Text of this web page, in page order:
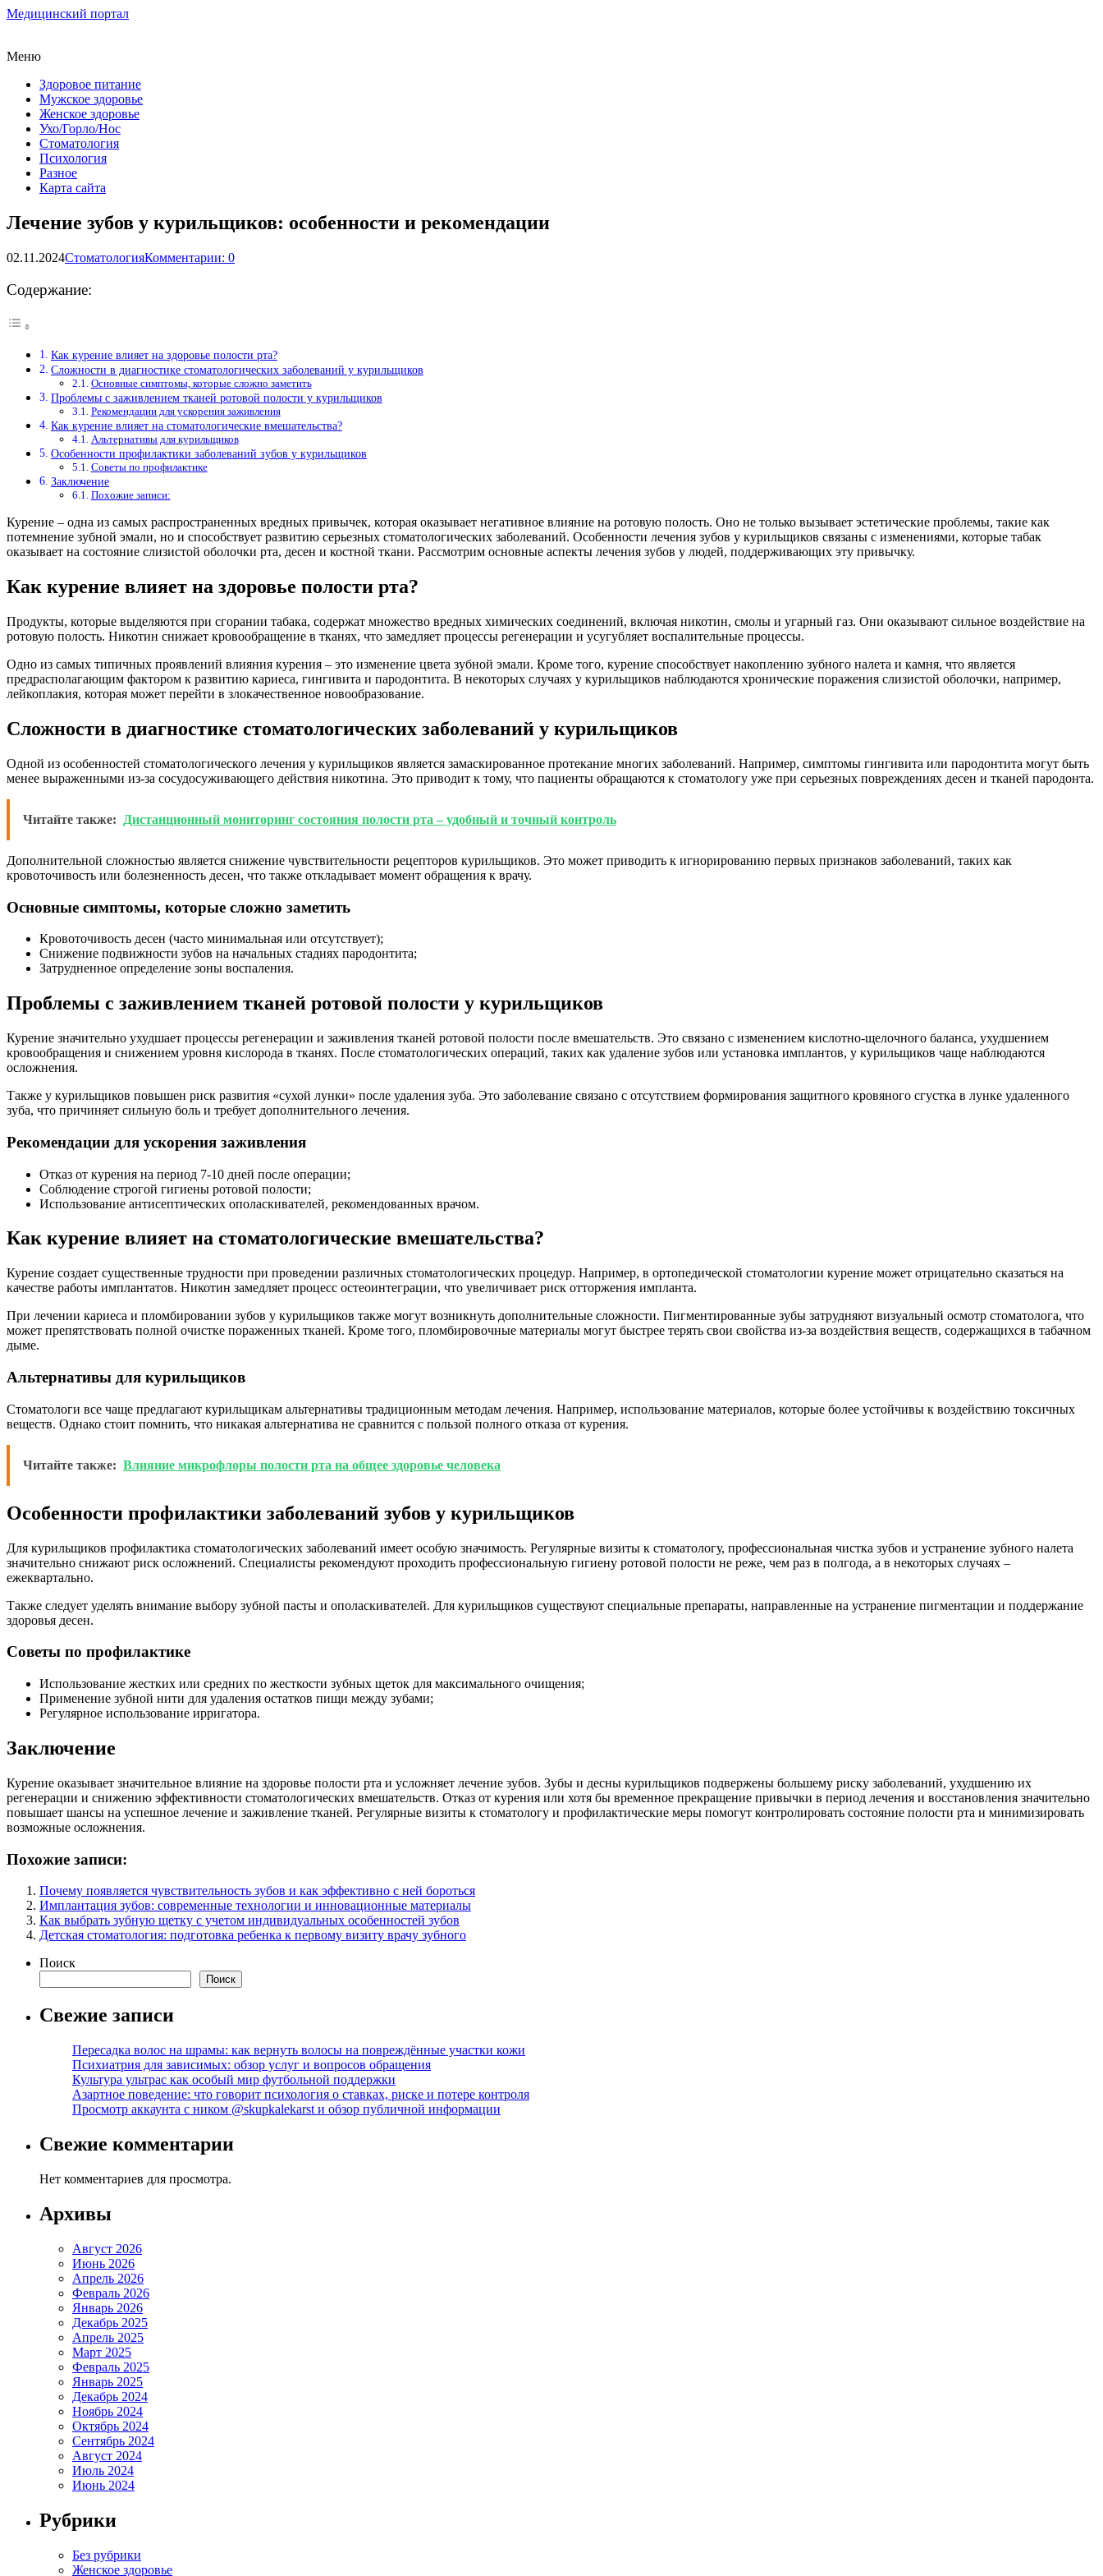
Медицинский портал
Меню
Здоровое питание
Мужское здоровье
Женское здоровье
Ухо/Горло/Нос
Стоматология
Психология
Разное
Карта сайта
Лечение зубов у курильщиков: особенности и рекомендации
02.11.2024СтоматологияКомментарии: 0
Содержание:
Как курение влияет на здоровье полости рта?
Сложности в диагностике стоматологических заболеваний у курильщиков
Основные симптомы, которые сложно заметить
Проблемы с заживлением тканей ротовой полости у курильщиков
Рекомендации для ускорения заживления
Как курение влияет на стоматологические вмешательства?
Альтернативы для курильщиков
Особенности профилактики заболеваний зубов у курильщиков
Советы по профилактике
Заключение
Похожие записи:
Курение – одна из самых распространенных вредных привычек, которая оказывает негативное влияние на ротовую полость. Оно не только вызывает эстетические проблемы, такие как
потемнение зубной эмали, но и способствует развитию серьезных стоматологических заболеваний. Особенности лечения зубов у курильщиков связаны с изменениями, которые табак
оказывает на состояние слизистой оболочки рта, десен и костной ткани. Рассмотрим основные аспекты лечения зубов у людей, поддерживающих эту привычку.
Как курение влияет на здоровье полости рта?
Продукты, которые выделяются при сгорании табака, содержат множество вредных химических соединений, включая никотин, смолы и угарный газ. Они оказывают сильное воздействие на
ротовую полость. Никотин снижает кровообращение в тканях, что замедляет процессы регенерации и усугубляет воспалительные процессы.
Одно из самых типичных проявлений влияния курения – это изменение цвета зубной эмали. Кроме того, курение способствует накоплению зубного налета и камня, что является
предрасполагающим фактором к развитию кариеса, гингивита и пародонтита. В некоторых случаях у курильщиков наблюдаются хронические поражения слизистой оболочки, например,
лейкоплакия, которая может перейти в злокачественное новообразование.
Сложности в диагностике стоматологических заболеваний у курильщиков
Одной из особенностей стоматологического лечения у курильщиков является замаскированное протекание многих заболеваний. Например, симптомы гингивита или пародонтита могут быть
менее выраженными из-за сосудосуживающего действия никотина. Это приводит к тому, что пациенты обращаются к стоматологу уже при серьезных повреждениях десен и тканей пародонта.
Читайте также: Дистанционный мониторинг состояния полости рта – удобный и точный контроль
Дополнительной сложностью является снижение чувствительности рецепторов курильщиков. Это может приводить к игнорированию первых признаков заболеваний, таких как
кровоточивость или болезненность десен, что также откладывает момент обращения к врачу.
Основные симптомы, которые сложно заметить
Кровоточивость десен (часто минимальная или отсутствует);
Снижение подвижности зубов на начальных стадиях пародонтита;
Затрудненное определение зоны воспаления.
Проблемы с заживлением тканей ротовой полости у курильщиков
Курение значительно ухудшает процессы регенерации и заживления тканей ротовой полости после вмешательств. Это связано с изменением кислотно-щелочного баланса, ухудшением
кровообращения и снижением уровня кислорода в тканях. После стоматологических операций, таких как удаление зубов или установка имплантов, у курильщиков чаще наблюдаются
осложнения.
Также у курильщиков повышен риск развития «сухой лунки» после удаления зуба. Это заболевание связано с отсутствием формирования защитного кровяного сгустка в лунке удаленного
зуба, что причиняет сильную боль и требует дополнительного лечения.
Рекомендации для ускорения заживления
Отказ от курения на период 7-10 дней после операции;
Соблюдение строгой гигиены ротовой полости;
Использование антисептических ополаскивателей, рекомендованных врачом.
Как курение влияет на стоматологические вмешательства?
Курение создает существенные трудности при проведении различных стоматологических процедур. Например, в ортопедической стоматологии курение может отрицательно сказаться на
качестве работы имплантатов. Никотин замедляет процесс остеоинтеграции, что увеличивает риск отторжения импланта.
При лечении кариеса и пломбировании зубов у курильщиков также могут возникнуть дополнительные сложности. Пигментированные зубы затрудняют визуальный осмотр стоматолога, что
может препятствовать полной очистке пораженных тканей. Кроме того, пломбировочные материалы могут быстрее терять свои свойства из-за воздействия веществ, содержащихся в табачном
дыме.
Альтернативы для курильщиков
Стоматологи все чаще предлагают курильщикам альтернативы традиционным методам лечения. Например, использование материалов, которые более устойчивы к воздействию токсичных
веществ. Однако стоит помнить, что никакая альтернатива не сравнится с пользой полного отказа от курения.
Читайте также: Влияние микрофлоры полости рта на общее здоровье человека
Особенности профилактики заболеваний зубов у курильщиков
Для курильщиков профилактика стоматологических заболеваний имеет особую значимость. Регулярные визиты к стоматологу, профессиональная чистка зубов и устранение зубного налета
значительно снижают риск осложнений. Специалисты рекомендуют проходить профессиональную гигиену ротовой полости не реже, чем раз в полгода, а в некоторых случаях –
ежеквартально.
Также следует уделять внимание выбору зубной пасты и ополаскивателей. Для курильщиков существуют специальные препараты, направленные на устранение пигментации и поддержание
здоровья десен.
Советы по профилактике
Использование жестких или средних по жесткости зубных щеток для максимального очищения;
Применение зубной нити для удаления остатков пищи между зубами;
Регулярное использование ирригатора.
Заключение
Курение оказывает значительное влияние на здоровье полости рта и усложняет лечение зубов. Зубы и десны курильщиков подвержены большему риску заболеваний, ухудшению их
регенерации и снижению эффективности стоматологических вмешательств. Отказ от курения или хотя бы временное прекращение привычки в период лечения и восстановления значительно
повышает шансы на успешное лечение и заживление тканей. Регулярные визиты к стоматологу и профилактические меры помогут контролировать состояние полости рта и минимизировать
возможные осложнения.
Похожие записи:
Почему появляется чувствительность зубов и как эффективно с ней бороться
Имплантация зубов: современные технологии и инновационные материалы
Как выбрать зубную щетку с учетом индивидуальных особенностей зубов
Детская стоматология: подготовка ребенка к первому визиту врачу зубного
Поиск
Поиск
Свежие записи
Пересадка волос на шрамы: как вернуть волосы на повреждённые участки кожи
Психиатрия для зависимых: обзор услуг и вопросов обращения
Культура ультрас как особый мир футбольной поддержки
Азартное поведение: что говорит психология о ставках, риске и потере контроля
Просмотр аккаунта с ником @skupkalekarst и обзор публичной информации
Свежие комментарии
Нет комментариев для просмотра.
Архивы
Август 2026
Июнь 2026
Апрель 2026
Февраль 2026
Январь 2026
Декабрь 2025
Апрель 2025
Март 2025
Февраль 2025
Январь 2025
Декабрь 2024
Ноябрь 2024
Октябрь 2024
Сентябрь 2024
Август 2024
Июль 2024
Июнь 2024
Рубрики
Без рубрики
Женское здоровье